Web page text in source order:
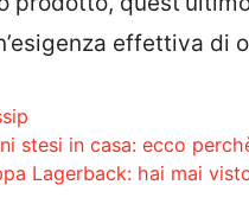
effettiva di
stesi in casa: ecco
Lagerback: hai mai